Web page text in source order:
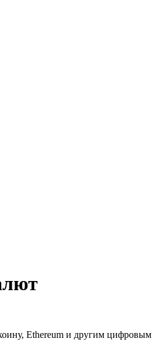
Ethereum и другим цифровым